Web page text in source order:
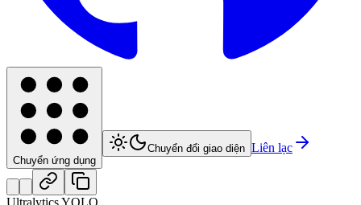
Chuyển ứng dụng
Chuyển đổi giao diện Liên lạc